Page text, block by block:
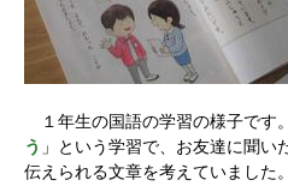
１年生の国語の学習の様子です
う 」という学習で、お友達に聞い
伝えられる文章を考えていました